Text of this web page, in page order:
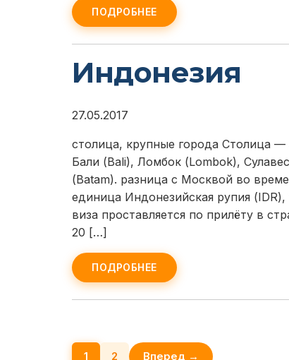
ПОДРОБНЕЕ
Индонезия
27.05.2017
столица, крупные города Столица
Бали (Bali), Ломбок (Lombok),
(Batam). разница с Москвой во
единица Индонезийская рупия (IDR),
виза проставляется по прилёту в
20 […]
ПОДРОБНЕЕ
1 2 Вперед →